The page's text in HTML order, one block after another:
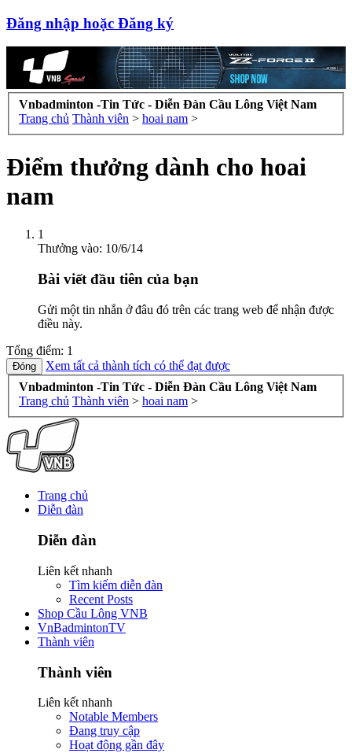
Đăng nhập hoặc Đăng ký
Vnbadminton -Tin Tức - Diễn Đàn Cầu Lông Việt Nam
Trang chủ Thành viên > hoai nam >
Điểm thưởng dành cho hoai
nam
1
Thưởng vào: 10/6/14
Bài viết đầu tiên của bạn
Gửi một tin nhắn ở đâu đó trên các trang web để nhận được
điều này.
Tổng điểm: 1
Xem tất cả thành tích có thể đạt được
Vnbadminton -Tin Tức - Diễn Đàn Cầu Lông Việt Nam
Trang chủ Thành viên > hoai nam >
Trang chủ
Diễn đàn
Diễn đàn
Liên kết nhanh
Tìm kiếm diễn đàn
Recent Posts
Shop Cầu Lông VNB
VnBadmintonTV
Thành viên
Thành viên
Liên kết nhanh
Notable Members
Đang truy cập
Hoạt động gần đây